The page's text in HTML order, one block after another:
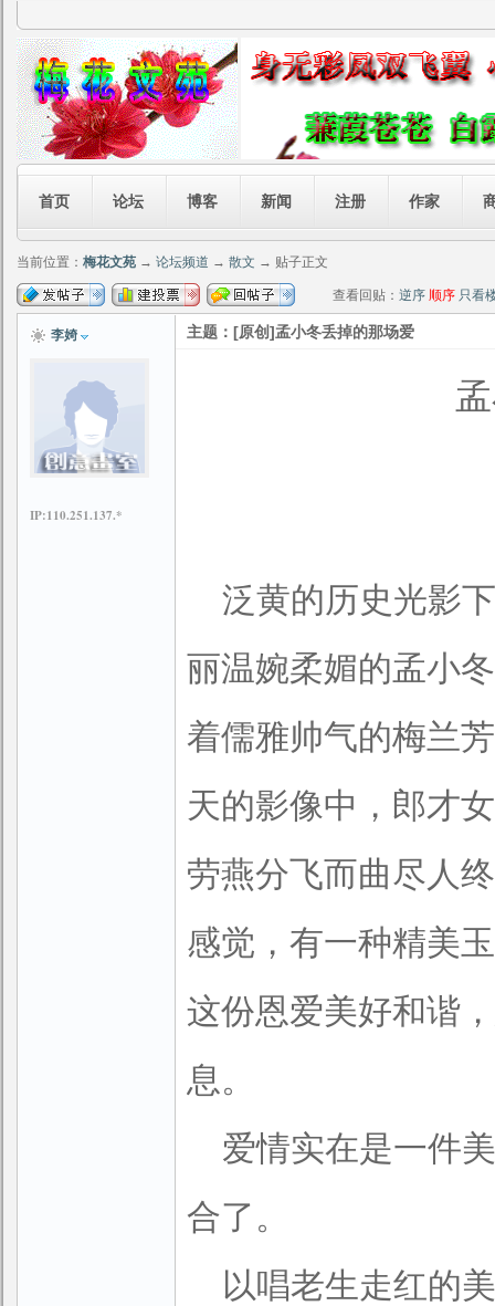
首页 论坛 博客 新闻 注册 作家
当前位置： 梅花文苑 → 论坛频道 → 散文 → 贴子正文
查看回贴： 逆序 顺序 只看
李婍
IP:110.251.137.*
主题：[原创]孟小冬丢掉的那场爱
泛黄的历史光影
丽温婉柔媚的孟小
着儒雅帅气的梅兰
天的影像中，郎才
劳燕分飞而曲尽人
感觉，有一种精美
这份恩爱美好和谐
息。
爱情实在是一件
合了。
以唱老生走红的